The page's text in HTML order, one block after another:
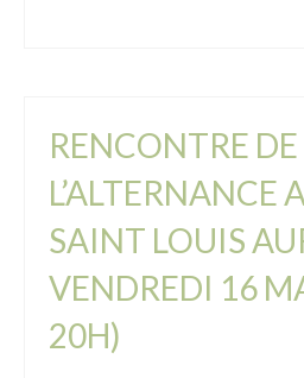
RENCONTRE DE
L’ALTERNANCE
SAINT LOUIS
VENDREDI 16
20H)